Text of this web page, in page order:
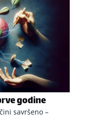
godine
savršeno –